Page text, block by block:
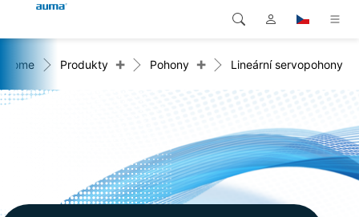
Produkty
Global
Asie a Pacifik
Severní Amerika
Vyhledávání
Home Produkty + Pohony + Lineární servopohony